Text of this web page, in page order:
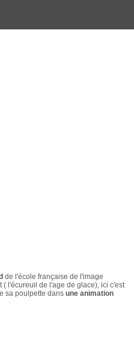
de l'école française de l'image
l'écureuil de l'age de glace), ici c'est
sa poulpette dans une animation